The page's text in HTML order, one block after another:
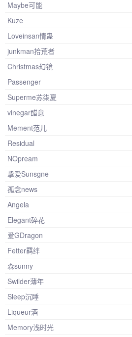
Maybe可能
Kuze
Loveinsan情蛊
junkman拾荒者
Christmas幻镜
Passenger
Superme苏柒夏
vinegar醋意
Mement范儿
Residual
NOpream
挚爱Sunsgne
孤念news
Angela
Elegant碎花
爱GDragon
Fetter羁绊
森sunny
Swilder薄年
Sleep沉睡
Liqueur酒
Memory浅时光